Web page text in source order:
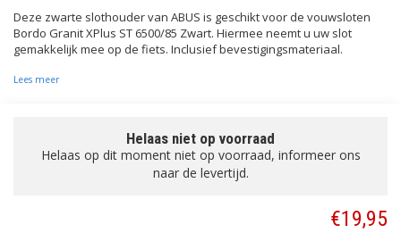
Deze zwarte slothouder van ABUS is geschikt voor de vouwsloten
Bordo Granit XPlus ST 6500/85 Zwart. Hiermee neemt u uw slot
gemakkelijk mee op de fiets. Inclusief bevestigingsmateriaal.
Lees meer
Helaas niet op voorraad
Helaas op dit moment niet op voorraad, informeer ons
naar de levertijd.
€19,95